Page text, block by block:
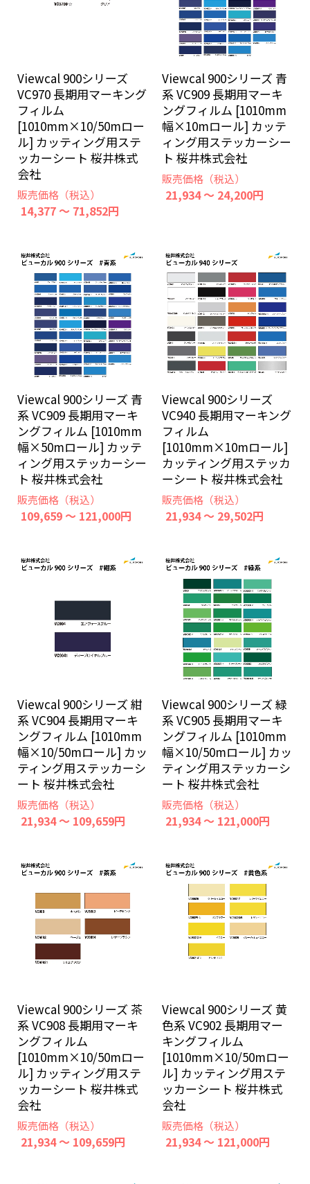
Viewcal 900シリーズ
VC970 長期用マーキング
フィルム
[1010mm×10/50mロー
ル] カッティング用ステ
ッカーシート 桜井株式
会社
販売価格（税込）
14,377 ～ 71,852円
Viewcal 900シリーズ 青
系 VC909 長期用マーキ
ングフィルム [1010mm
幅×10mロール] カッテ
ィング用ステッカーシー
ト 桜井株式会社
販売価格（税込）
21,934 ～ 24,200円
Viewcal 900シリーズ 青
系 VC909 長期用マーキ
ングフィルム [1010mm
幅×50mロール] カッテ
ィング用ステッカーシー
ト 桜井株式会社
販売価格（税込）
109,659 ～ 121,000円
Viewcal 900シリーズ
VC940 長期用マーキング
フィルム
[1010mm×10mロール]
カッティング用ステッカ
ーシート 桜井株式会社
販売価格（税込）
21,934 ～ 29,502円
Viewcal 900シリーズ 紺
系 VC904 長期用マーキ
ングフィルム [1010mm
幅×10/50mロール] カッ
ティング用ステッカーシ
ート 桜井株式会社
販売価格（税込）
21,934 ～ 109,659円
Viewcal 900シリーズ 緑
系 VC905 長期用マーキ
ングフィルム [1010mm
幅×10/50mロール] カッ
ティング用ステッカーシ
ート 桜井株式会社
販売価格（税込）
21,934 ～ 121,000円
Viewcal 900シリーズ 茶
系 VC908 長期用マーキ
ングフィルム
[1010mm×10/50mロー
ル] カッティング用ステ
ッカーシート 桜井株式
会社
販売価格（税込）
21,934 ～ 109,659円
Viewcal 900シリーズ 黄
色系 VC902 長期用マー
キングフィルム
[1010mm×10/50mロー
ル] カッティング用ステ
ッカーシート 桜井株式
会社
販売価格（税込）
21,934 ～ 121,000円